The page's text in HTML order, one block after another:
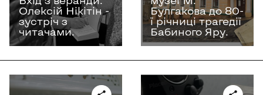
Олексій Нікітін -
зустріч з
читачами.
Булгакова до 80-
ї річниці трагедії
Бабиного Яру.